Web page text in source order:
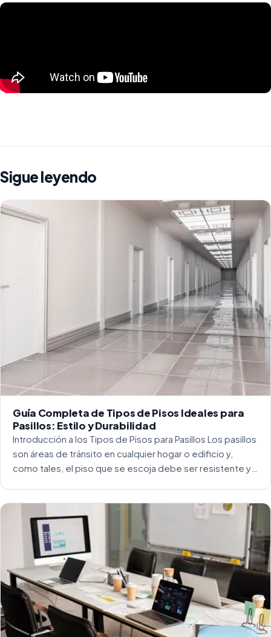
Sigue leyendo
Guía Completa de Tipos de Pisos Ideales para
Pasillos: Estilo y Durabilidad
Introducción a los Tipos de Pisos para Pasillos Los pasillos
son áreas de tránsito en cualquier hogar o edificio y,
como tales, el piso que se escoja debe ser resistente y